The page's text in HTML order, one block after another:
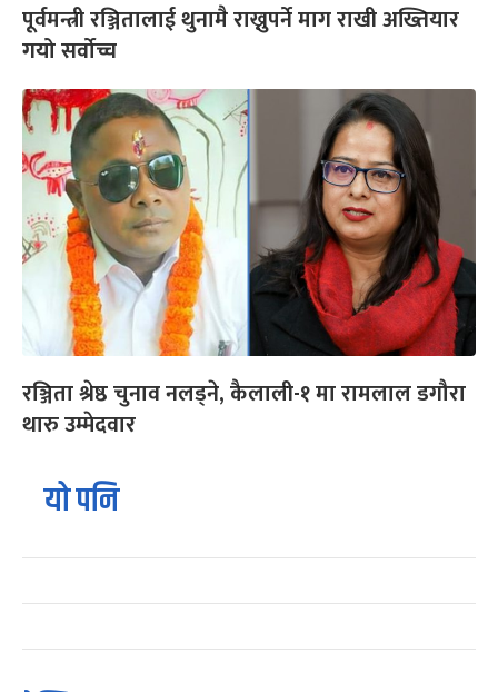
पूर्वमन्त्री रञ्जितालाई थुनामै राख्नुपर्ने माग राखी अख्तियार
गयो सर्वोच्च
रञ्जिता श्रेष्ठ चुनाव नलड्ने, कैलाली-१ मा रामलाल डगौरा
थारु उम्मेदवार
यो पनि